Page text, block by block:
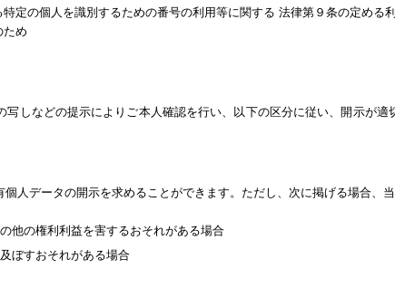
特定の個人を識別するための番号の利用等に関する 法律第９条の定める
ため
しなどの提示によりご本人確認を行い、以下の区分に従い、開示が適
人データの開示を求めることができます。ただし、次に掲げる場合、
他の権利利益を害するおそれがある場合
ぼすおそれがある場合